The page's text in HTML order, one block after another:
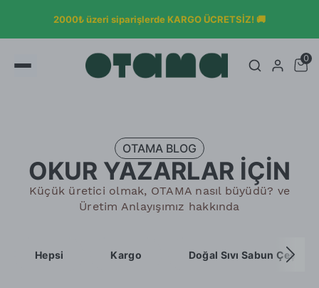
2000₺ üzeri siparişlerde KARGO ÜCRETSİZ! 🚚
0
OTAMA BLOG
OKUR YAZARLAR İÇİN
Küçük üretici olmak, OTAMA nasıl büyüdü? ve
Üretim Anlayışımız hakkında
Hepsi Kargo Doğal Sıvı Sabun Çeşitleri